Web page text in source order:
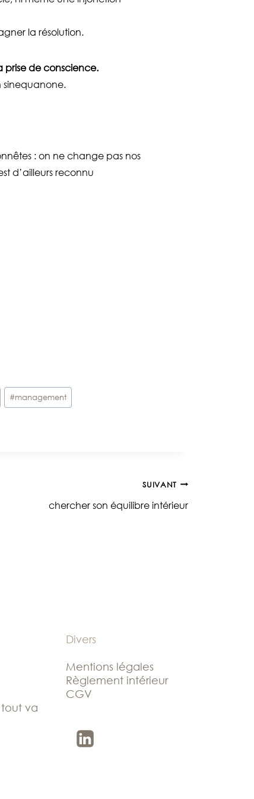
la résolution.
prise de conscience.
sinequanone.
: on ne change pas nos
d’ailleurs reconnu
#management
SUIVANT
chercher son équilibre intérieur
tout va
Divers
Mentions légales
Règlement intérieur
CGV